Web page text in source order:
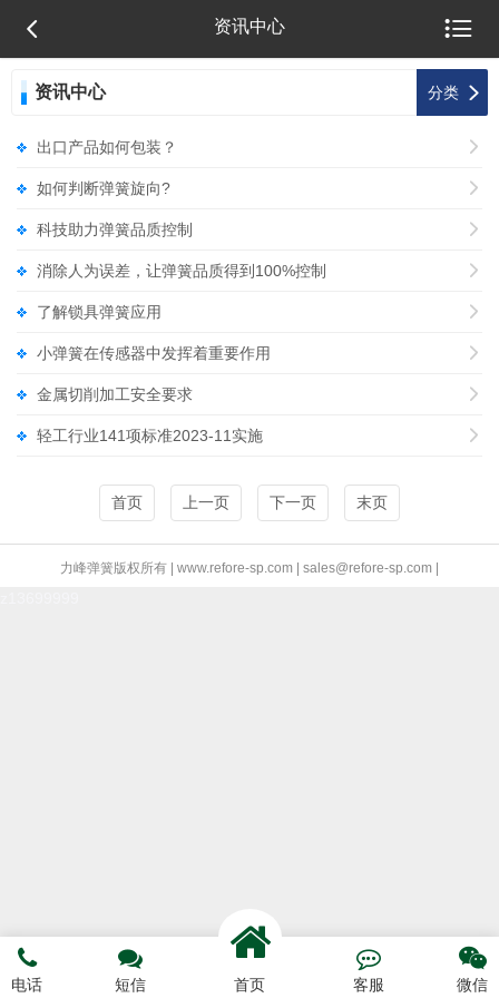
 资讯中心 
资讯中心 分类 

出口产品如何包装？

如何判断弹簧旋向?

科技助力弹簧品质控制

消除人为误差，让弹簧品质得到100%控制

了解锁具弹簧应用

小弹簧在传感器中发挥着重要作用

金属切削加工安全要求

轻工行业141项标准2023-11实施
首页 上一页 下一页 末页
力峰弹簧版权所有 | www.refore-sp.com | sales@refore-sp.com |
电话咨询 网站首页
电话 短信 首页 客服 微信